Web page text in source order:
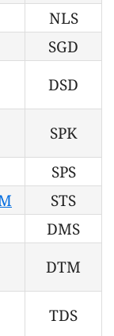
NLS
SGD
DSD
SPK
SPS
STS
DMS
DTM
TDS